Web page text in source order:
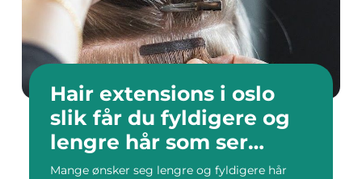
Hair extensions i oslo
slik får du fyldigere og
lengre hår som ser
naturlig ut
Mange ønsker seg lengre og fyldigere hår